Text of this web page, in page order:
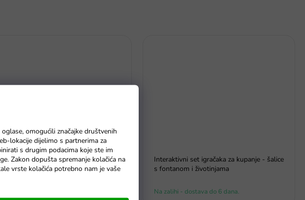
omogućili značajke društvenih
lokacije dijelimo s partnerima za
s drugim podacima koje ste im
Zakon dopušta spremanje kolačića na
vrste kolačića potrebno nam je vaše
za kupanje morski konj vodopad
Interaktivni set igračaka za kupanje - šalice
s fontanom i životinjama
Na zalihi - dostava do 6 dana.